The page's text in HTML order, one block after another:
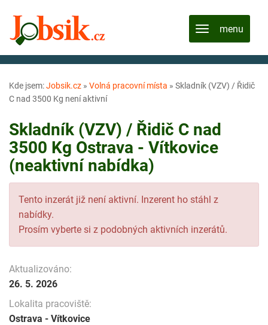
Kde jsem:Jobsik.cz » Volná pracovní místa » Skladník (VZV) / Řidič
C nad 3500 Kg není aktivní
Skladník (VZV) / Řidič C nad
3500 Kg Ostrava - Vítkovice
(neaktivní nabídka)
Tento inzerát již není aktivní. Inzerent ho stáhl z
nabídky.
Prosím vyberte si z podobných aktivních inzerátů.
Aktualizováno:
26. 5. 2026
Lokalita pracoviště:
Ostrava - Vítkovice